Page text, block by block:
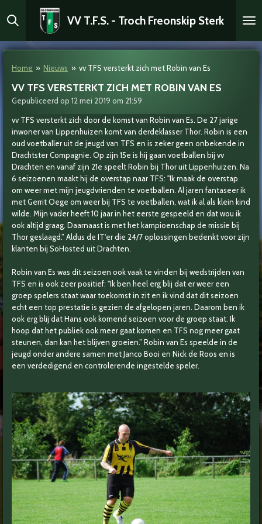
direct
de
VV T.F.S. - Troch Freonskip Sterk
Home » Nieuws » vv TFS versterkt zich met Robin van Es
VV TFS VERSTERKT ZICH MET ROBIN VAN ES
Gepubliceerd op 12 mei 2019 om 21:59
vv TFS versterkt zich door de komst van Robin van Es. De 27 jarige
inwoner van Lippenhuizen komt van derdeklasser Thor. Robin is een
oud voetballer uit de jeugd van TFS en is zeker geen onbekende in
Drachtster Compagnie. Op zijn 15e is hij gaan voetballen bij vv
Drachten en vanaf zijn 21e speelt Robin bij Thor uit Lippenhuizen. Na
6 seizoenen maakt hij de overstap naar TFS: "Ik maak de overstap
om weer met mijn jeugdvrienden te voetballen. Al jaren fantaseer ik
met Gerrit Oege om weer bij TFS te voetballen, wat ik al als klein kind
wilde. Mijn vader heeft 10 jaar in het eerste gespeeld en dat wou ik
ook altijd graag. Daarnaast is met het kampioenschap de missie bij
Thor geslaagd.” Aldus de IT'er die 24/7 oplossingen bedenkt voor zijn
klanten bij SoHosted uit Drachten.
Robin van Es was dit seizoen ook vaak te vinden bij wedstrijden van
TFS en is ook zeer positief: "Ik ben heel erg blij dat er weer een
groep spelers staat waar toekomst in zit en ik vind dat dit seizoen
echt een top prestatie is gezien de afgelopen jaren. Daarom ben ik
ook erg blij dat Hans ook komend seizoen voor de groep staat. Ik
hoop dat het publiek ook meer gaat komen en TFS nog meer gaat
steunen, dan kan het blijven groeien.” Robin van Es speelde in de
jeugd onder andere samen met Janco Booi en Nick de Roos en is
een verdedigend en controlerende ingestelde speler.